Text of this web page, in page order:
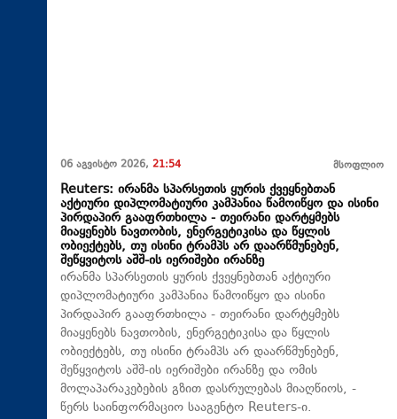
06 აგვისტო 2026, 21:54 მსოფლიო
Reuters: ირანმა სპარსეთის ყურის ქვეყნებთან
აქტიური დიპლომატიური კამპანია წამოიწყო და ისინი
პირდაპირ გააფრთხილა - თეირანი დარტყმებს
მიაყენებს ნავთობის, ენერგეტიკისა და წყლის
ობიექტებს, თუ ისინი ტრამპს არ დაარწმუნებენ,
შეწყვიტოს აშშ-ის იერიშები ირანზე
ირანმა სპარსეთის ყურის ქვეყნებთან აქტიური
დიპლომატიური კამპანია წამოიწყო და ისინი
პირდაპირ გააფრთხილა - თეირანი დარტყმებს
მიაყენებს ნავთობის, ენერგეტიკისა და წყლის
ობიექტებს, თუ ისინი ტრამპს არ დაარწმუნებენ,
შეწყვიტოს აშშ-ის იერიშები ირანზე და ომის
მოლაპარაკებების გზით დასრულებას მიაღწიოს, -
წერს საინფორმაციო სააგენტო Reuters-ი.